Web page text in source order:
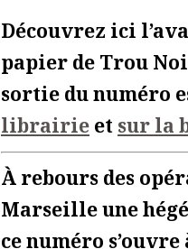
Découvrez ici
papier de Trou
sortie du numéro
librairie et sur la
À rebours des
Marseille une
ce numéro